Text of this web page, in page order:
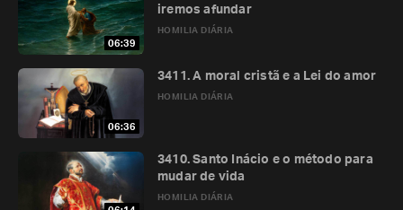
06:39
HOMILIA DIÁRIA
iremos afundar
06:36
HOMILIA DIÁRIA
3411. A moral cristã e a Lei do amor
HOMILIA DIÁRIA
3410. Santo Inácio e o método para
mudar de vida